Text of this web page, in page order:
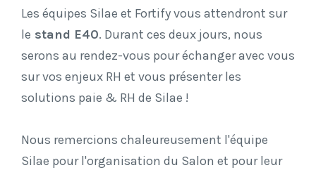
Les équipes Silae et Fortify vous attendront sur
le stand E40. Durant ces deux jours, nous
serons au rendez-vous pour échanger avec vous
sur vos enjeux RH et vous présenter les
solutions paie & RH de Silae !
Nous remercions chaleureusement l'équipe
Silae pour l'organisation du Salon et pour leur